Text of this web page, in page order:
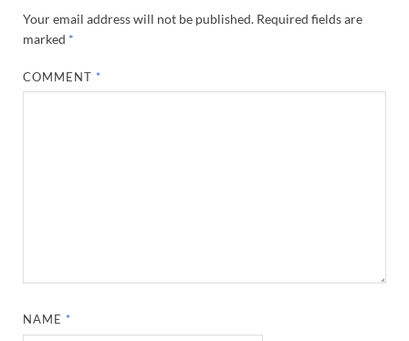
Your email address will not be published. Required fields are
marked *
COMMENT *
NAME *